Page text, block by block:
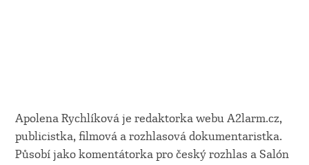
Apolena Rychlíková je redaktorka webu A2larm.cz,
publicistka, filmová a rozhlasová dokumentaristka.
Působí jako komentátorka pro český rozhlas a Salón